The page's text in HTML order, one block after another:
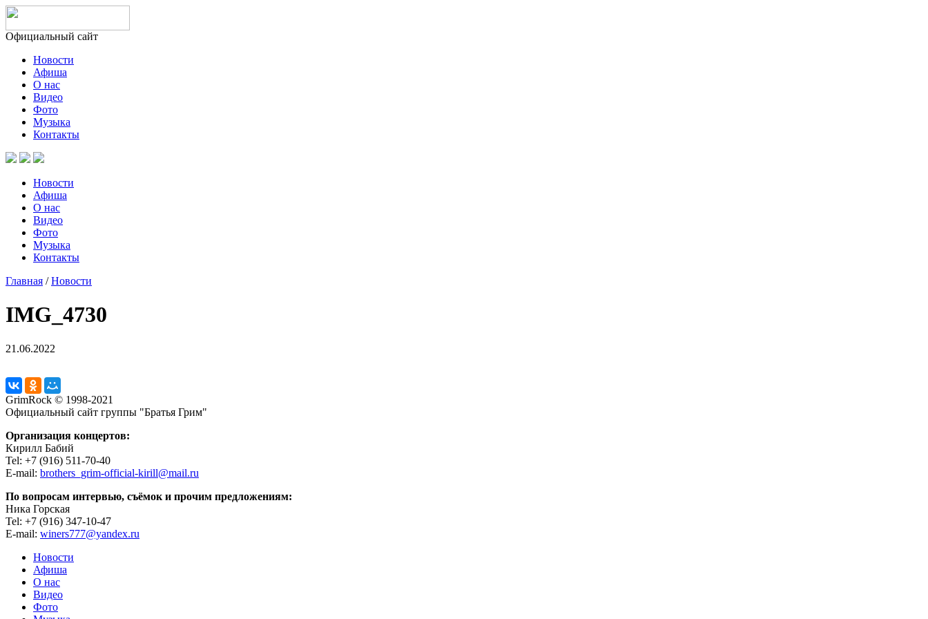
Официальный сайт
Новости
Афиша
О нас
Видео
Фото
Музыка
Контакты
Новости
Афиша
О нас
Видео
Фото
Музыка
Контакты
Главная /Новости
IMG_4730
21.06.2022
GrimRock © 1998-2021
Официальный сайт группы "Братья Грим"
Организация концертов:
Кирилл Бабий
Tel: +7 (916) 511-70-40
E-mail: brothers_grim-official-kirill@mail.ru
По вопросам интервью, съёмок и прочим предложениям:
Ника Горская
Tel: +7 (916) 347-10-47
E-mail: winers777@yandex.ru
Новости
Афиша
О нас
Видео
Фото